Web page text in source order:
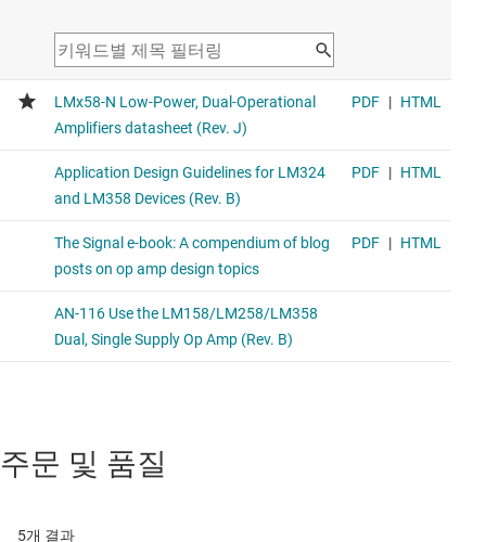
주문 및 품질